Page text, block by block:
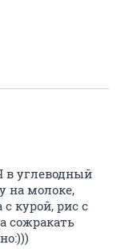
в углеводный
на молоке,
курой, рис с
сожракать